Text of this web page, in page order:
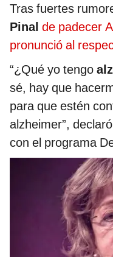
Tras fuertes
Pinal de padecer
pronunció al
“¿Qué yo tengo
sé, hay que
para que estén
alzheimer”,
con el programa